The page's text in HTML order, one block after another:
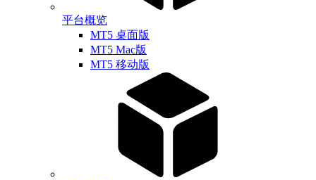
平台概览
MT5 桌面版
MT5 Mac版
MT5 移动版